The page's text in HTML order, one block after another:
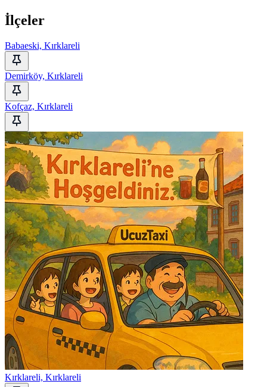
İlçeler
Babaeski, Kırklareli
Demirköy, Kırklareli
Kofçaz, Kırklareli
Kırklareli, Kırklareli